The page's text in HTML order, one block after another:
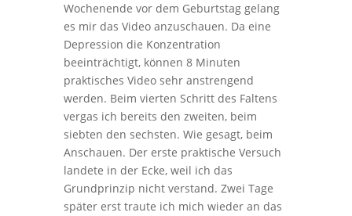
Wochenende vor dem Geburtstag gelang
es mir das Video anzuschauen. Da eine
Depression die Konzentration
beeinträchtigt, können 8 Minuten
praktisches Video sehr anstrengend
werden. Beim vierten Schritt des Faltens
vergas ich bereits den zweiten, beim
siebten den sechsten. Wie gesagt, beim
Anschauen. Der erste praktische Versuch
landete in der Ecke, weil ich das
Grundprinzip nicht verstand. Zwei Tage
später erst traute ich mich wieder an das